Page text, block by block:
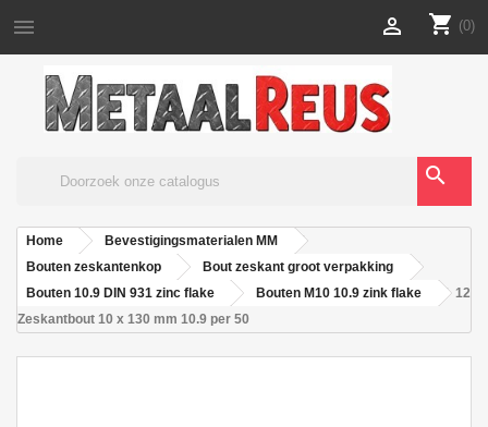
 shopping_cart (0)

search
Home
Bevestigingsmaterialen MM
Bouten zeskantenkop
Bout zeskant groot verpakking
Bouten 10.9 DIN 931 zinc flake
Bouten M10 10.9 zink flake
12
Zeskantbout 10 x 130 mm 10.9 per 50